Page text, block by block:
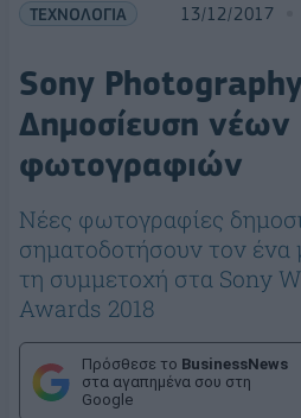
ΤΕΧΝΟΛΟΓΙΑ 13/12/2017
Sony
Δημοσίευση νέων
φωτογραφιών
Νέες φωτογραφίες
σηματοδοτήσουν τον ένα
τη συμμετοχή στα Sony
Awards 2018
Πρόσθεσε το BusinessNews
στα αγαπημένα σου στη
Google